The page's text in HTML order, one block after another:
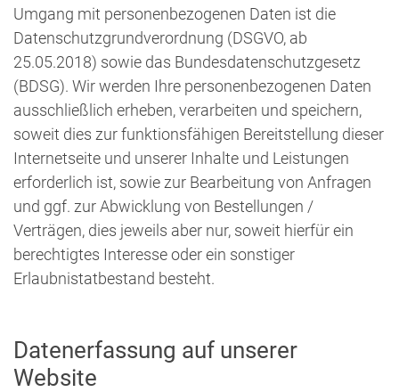
Umgang mit personenbezogenen Daten ist die
Datenschutzgrundverordnung (DSGVO, ab
25.05.2018) sowie das Bundesdatenschutzgesetz
(BDSG). Wir werden Ihre personenbezogenen Daten
ausschließlich erheben, verarbeiten und speichern,
soweit dies zur funktionsfähigen Bereitstellung dieser
Internetseite und unserer Inhalte und Leistungen
erforderlich ist, sowie zur Bearbeitung von Anfragen
und ggf. zur Abwicklung von Bestellungen /
Verträgen, dies jeweils aber nur, soweit hierfür ein
berechtigtes Interesse oder ein sonstiger
Erlaubnistatbestand besteht.
Datenerfassung auf unserer
Website